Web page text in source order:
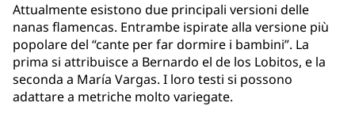
Attualmente esistono due principali versioni delle
nanas flamencas. Entrambe ispirate alla versione più
popolare del “cante per far dormire i bambini”. La
prima si attribuisce a Bernardo el de los Lobitos, e la
seconda a María Vargas. I loro testi si possono
adattare a metriche molto variegate.